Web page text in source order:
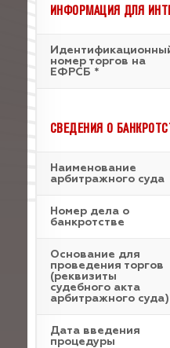
ИНФОРМАЦИЯ ДЛЯ
номер торгов на
ЕФРСБ *
СВЕДЕНИЯ О
Наименование
арбитражного суда
Номер дела о
банкротстве
Основание для
проведения торгов
(реквизиты
судебного акта
арбитражного суда)
Дата введения
процедуры